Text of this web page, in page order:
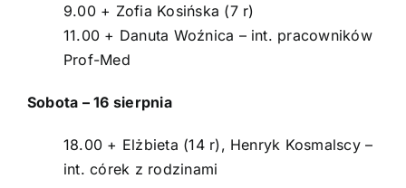
9.00 + Zofia Kosińska (7 r)
11.00 + Danuta Woźnica – int. pracowników
Prof-Med
Sobota – 16 sierpnia
18.00 + Elżbieta (14 r), Henryk Kosmalscy –
int. córek z rodzinami